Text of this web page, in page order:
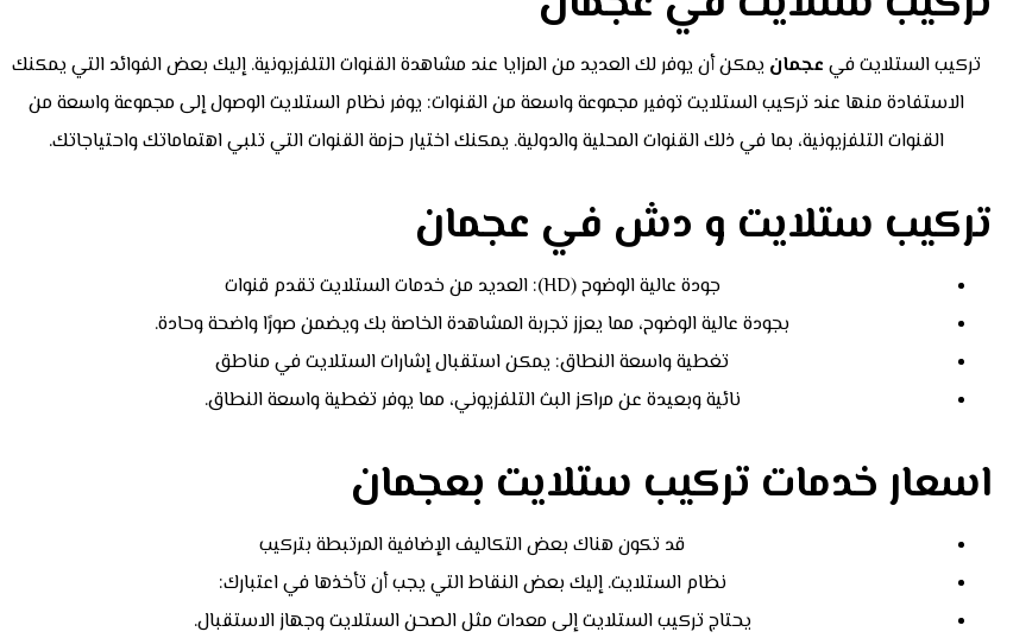
تركيب الستلايت في عجمان يمكن أن يوفر لك العديد من المزايا عند مشاهدة القنوات التلفزيونية. إليك بعض الفوائد التي يمكنك
الاستفادة منها عند تركيب الستلايت توفير مجموعة واسعة من القنوات: يوفر نظام الستلايت الوصول إلى مجموعة واسعة من
القنوات التلفزيونية، بما في ذلك القنوات المحلية والدولية. يمكنك اختيار حزمة القنوات التي تلبي اهتماماتك واحتياجاتك.
تركيب ستلايت و دش في عجمان
جودة عالية الوضوح (HD): العديد من خدمات الستلايت تقدم قنوات
بجودة عالية الوضوح، مما يعزز تجربة المشاهدة الخاصة بك ويضمن صورًا واضحة وحادة.
تغطية واسعة النطاق: يمكن استقبال إشارات الستلايت في مناطق
نائية وبعيدة عن مراكز البث التلفزيوني، مما يوفر تغطية واسعة النطاق.
اسعار خدمات تركيب ستلايت بعجمان
قد تكون هناك بعض التكاليف الإضافية المرتبطة بتركيب
نظام الستلايت. إليك بعض النقاط التي يجب أن تأخذها في اعتبارك:
يحتاج تركيب الستلايت إلى معدات مثل الصحن الستلايت وجهاز الاستقبال.